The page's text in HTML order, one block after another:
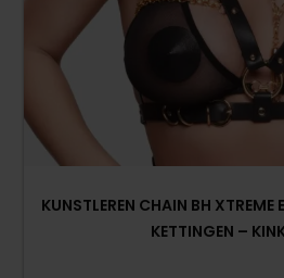
KUNSTLEREN CHAIN BH XTREME
KETTINGEN –